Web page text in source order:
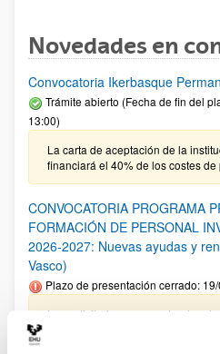
Novedades en
Convocatoria Ikerbasque
Trámite abierto (Fecha de fin del
13:00)
La carta de aceptación de la
financiará el 40% de los costes de
CONVOCATORIA PROGRAMA
FORMACIÓN DE PERSONAL
2026-2027: Nuevas ayudas y
Vasco)
Plazo de presentación cerrado:
Las solicitudes cuyo centro de